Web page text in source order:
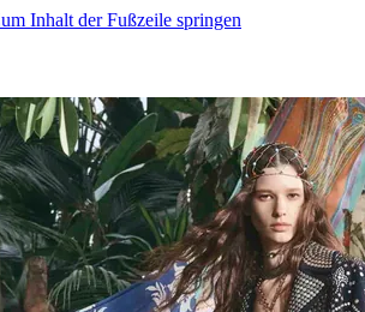
Inhalt der Fußzeile springen